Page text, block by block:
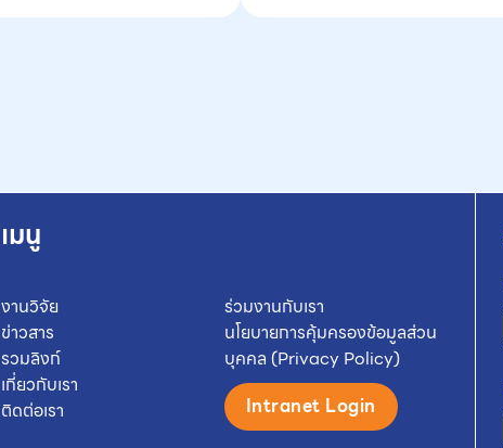
เมนู
งานวิจัย
ข่าวสาร
รวมลิงก์
เกี่ยวกับเรา
ติดต่อเรา
ร่วมงานกับเรา
นโยบายการคุ้มครองข้อมูลส่วน
บุคคล (Privacy Policy)
Intranet Login